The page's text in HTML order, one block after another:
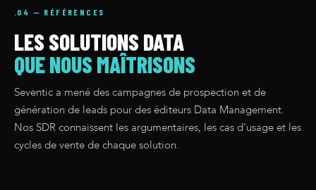
.04 — RÉFÉRENCES
LES SOLUTIONS DATA
QUE NOUS MAÎTRISONS
Seventic a mené des campagnes de prospection et de
génération de leads pour des éditeurs Data Management.
Nos SDR connaissent les argumentaires, les cas d’usage et les
cycles de vente de chaque solution.